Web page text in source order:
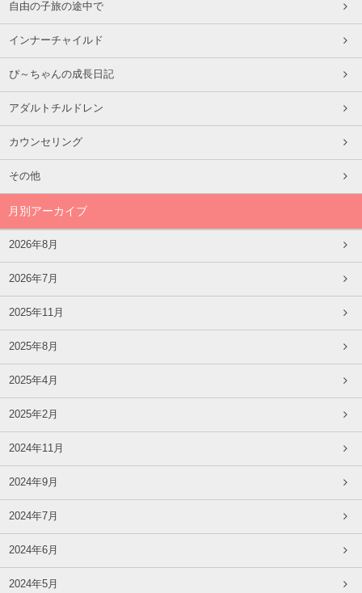
自由の子旅の途中で
インナーチャイルド
ぴ～ちゃんの成長日記
アダルトチルドレン
カウンセリング
その他
月別アーカイブ
2026年8月
2026年7月
2025年11月
2025年8月
2025年4月
2025年2月
2024年11月
2024年9月
2024年7月
2024年6月
2024年5月